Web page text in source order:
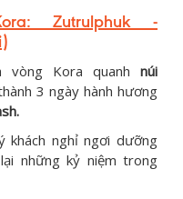
Zutrulphuk -
Kora quanh núi
3 ngày hành hương
khách nghỉ ngơi dưỡng
những kỷ niệm trong